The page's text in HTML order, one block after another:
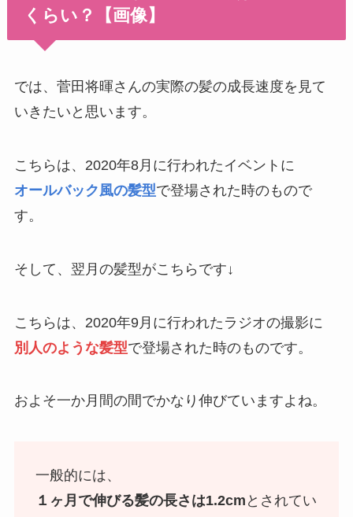
くらい？【画像】
では、菅田将暉さんの実際の髪の成長速度を見て
いきたいと思います。
こちらは、2020年8月に行われたイベントに
オールバック風の髪型で登場された時のもので
す。
そして、翌月の髪型がこちらです↓
こちらは、2020年9月に行われたラジオの撮影に
別人のような髪型で登場された時のものです。
およそ一か月間の間でかなり伸びていますよね。
一般的には、
１ヶ月で伸びる髪の長さは1.2cm とされてい